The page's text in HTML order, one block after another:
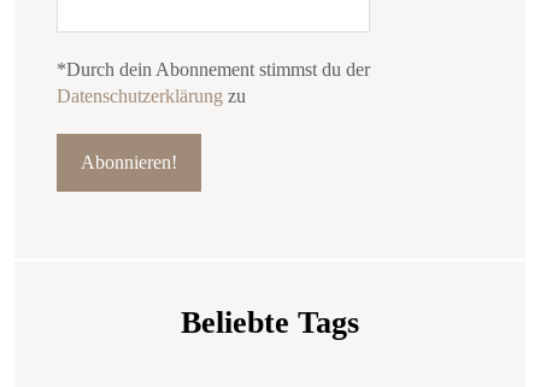
*Durch dein Abonnement stimmst du der
Datenschutzerklärung zu
Beliebte Tags